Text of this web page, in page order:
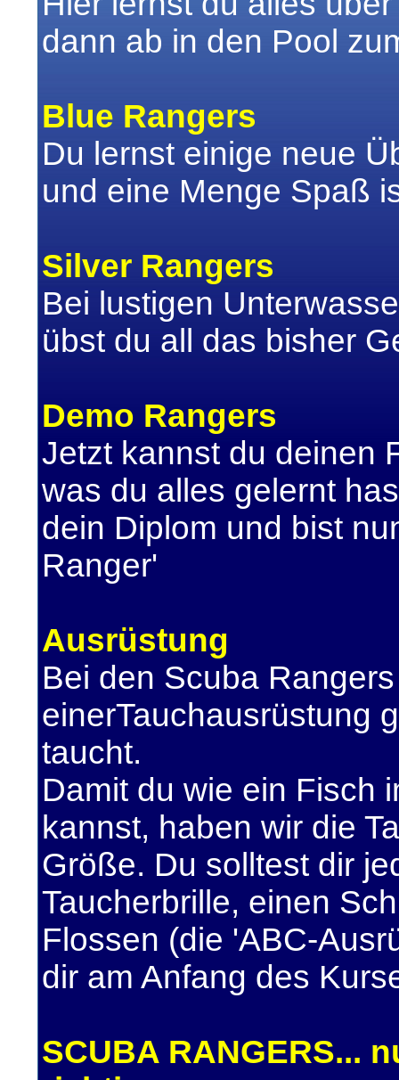
dann ab in den Pool
Blue Rangers
Du lernst einige neue
und eine Menge Spaß
Silver Rangers
Bei lustigen
übst du all das bisher
Demo Rangers
Jetzt kannst du deinen
was du alles gelernt
dein Diplom und bist
Ranger'
Ausrüstung
Bei den Scuba
einerTauchausrüstung
taucht.
Damit du wie ein Fisch
kannst, haben wir die
Größe. Du solltest dir
Taucherbrille, einen
Flossen (die 'ABC-
dir am Anfang des
SCUBA RANGERS...